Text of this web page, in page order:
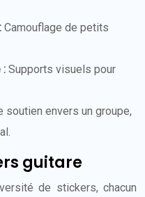
Camouflage de petits
: Supports visuels pour
soutien envers un groupe,
guitare
de stickers, chacun